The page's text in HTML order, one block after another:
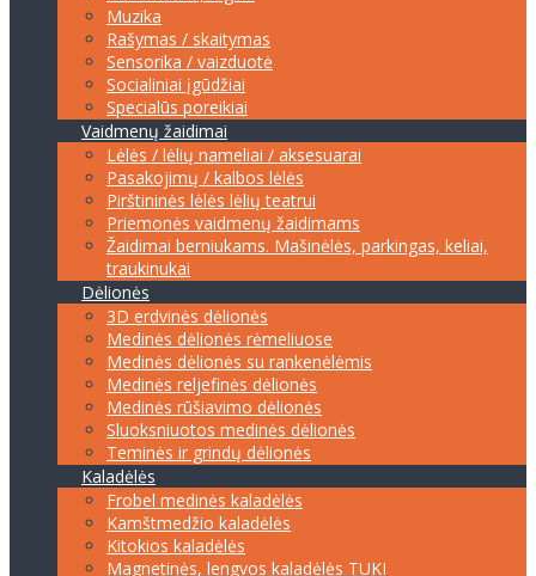
Muzika
Rašymas / skaitymas
Sensorika / vaizduotė
Socialiniai įgūdžiai
Specialūs poreikiai
Vaidmenų žaidimai
Lėlės / lėlių nameliai / aksesuarai
Pasakojimų / kalbos lėlės
Pirštininės lėlės lėlių teatrui
Priemonės vaidmenų žaidimams
Žaidimai berniukams. Mašinėlės, parkingas, keliai,
traukinukai
Dėlionės
3D erdvinės dėlionės
Medinės dėlionės rėmeliuose
Medinės dėlionės su rankenėlėmis
Medinės reljefinės dėlionės
Medinės rūšiavimo dėlionės
Sluoksniuotos medinės dėlionės
Teminės ir grindų dėlionės
Kaladėlės
Frobel medinės kaladėlės
Kamštmedžio kaladėlės
Kitokios kaladėlės
Magnetinės, lengvos kaladėlės TUKI